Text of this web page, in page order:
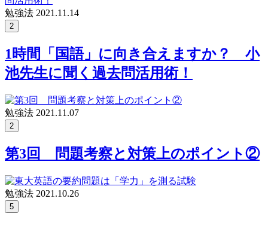
勉強法 2021.11.14
2
1時間「国語」に向き合えますか？ 小
池先生に聞く過去問活用術！
勉強法 2021.11.07
2
第3回 問題考察と対策上のポイント②
勉強法 2021.10.26
5